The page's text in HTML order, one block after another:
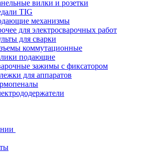
вилки и розетки
TIG
механизмы
для электросварочных работ
для сварки
коммутационные
подающие
зажимы с фиксатором
для аппаратов